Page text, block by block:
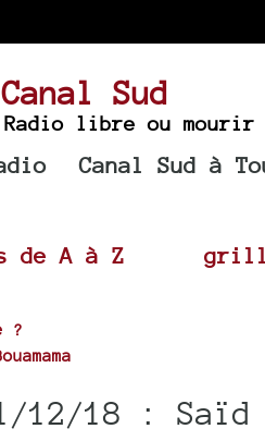
Canal Sud
Radio libre ou mourir
Canal Sud à
de A à Z
?
18 : Saïd